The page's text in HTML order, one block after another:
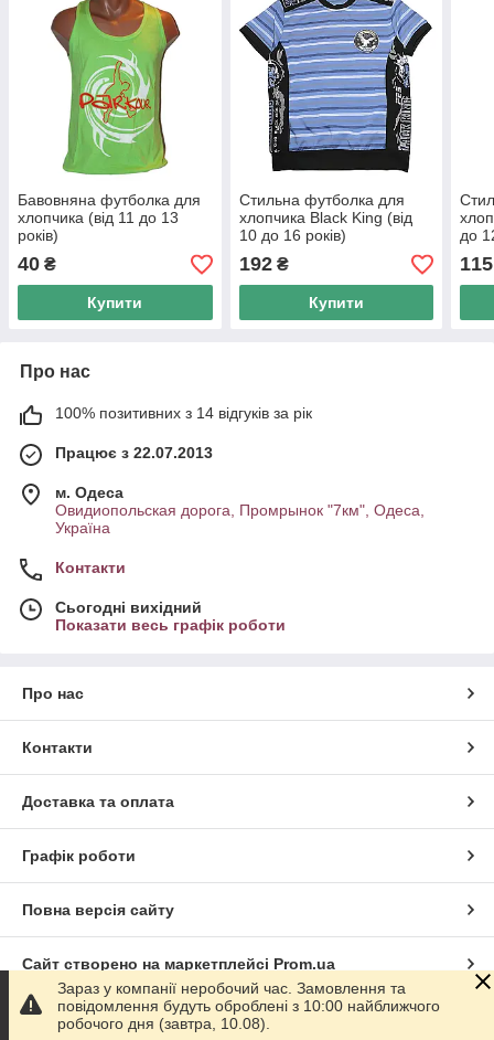
Бавовняна футболка для
хлопчика (від 11 до 13
років)
40 ₴
Купити
Стильна футболка для
хлопчика Black King (від
10 до 16 років)
192₴
Купити
до
115
Про нас
100% позитивних з 14 відгуків за рік
Працює з 22.07.2013
м. Одеса
Овидиопольская дорога, Промрынок "7км", Одеса,
Україна
Контакти
Сьогодні вихідний
Показати весь графік роботи
Про нас
Контакти
Доставка та оплата
Графік роботи
Повна версія сайту
Сайт створено на маркетплейсі Prom.ua
Політика конфіденційності
Зараз у компанії неробочий час. Замовлення та
повідомлення будуть оброблені з 10:00 найближчого
робочого дня (завтра, 10.08).